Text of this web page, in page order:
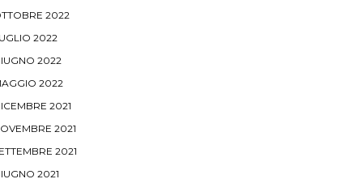
2022
2022
2022
2022
2021
2021
2021
2021